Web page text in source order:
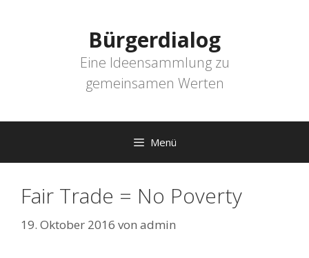
Bürgerdialog
Eine Ideensammlung zu
gemeinsamen Werten
Menü
Fair Trade = No Poverty
19. Oktober 2016 von admin